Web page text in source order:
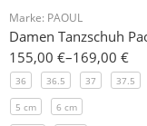
Marke: PAOUL
155,00 €–169,00 €
36 36.5 37 37.5
5 cm 6 cm